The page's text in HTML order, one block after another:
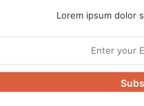
Lorem ipsum dolor